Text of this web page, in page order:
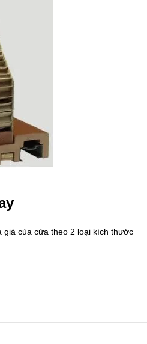
giá của cửa theo 2 loại kích thước